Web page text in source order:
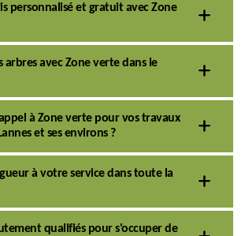
personnalisé et gratuit avec Zone
arbres avec Zone verte dans le
à Zone verte pour vos travaux
et ses environs ?
à votre service dans toute la
qualifiés pour s'occuper de